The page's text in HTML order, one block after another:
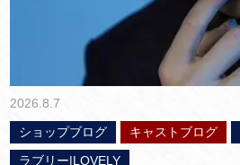
2026.8.7
ショップブログ
キャストブログ
ラブリー|LOVELY